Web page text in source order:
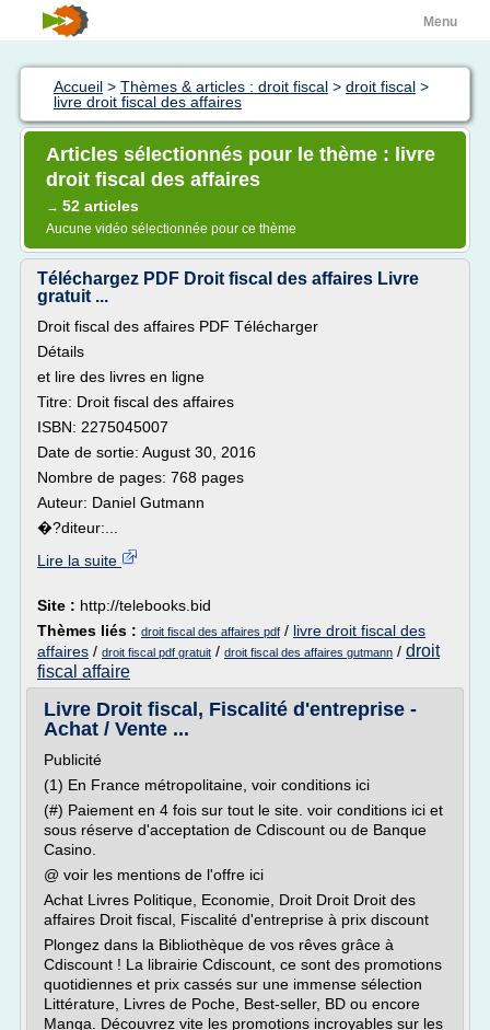
Menu
Accueil > Thèmes & articles : droit fiscal > droit fiscal >
livre droit fiscal des affaires
Articles sélectionnés pour le thème : livre
droit fiscal des affaires
→ 52 articles
Aucune vidéo sélectionnée pour ce thème
Téléchargez PDF Droit fiscal des affaires Livre
gratuit ...
Droit fiscal des affaires PDF Télécharger
Détails
et lire des livres en ligne
Titre: Droit fiscal des affaires
ISBN: 2275045007
Date de sortie: August 30, 2016
Nombre de pages: 768 pages
Auteur: Daniel Gutmann
�?diteur:...
Lire la suite
Site : http://telebooks.bid
Thèmes liés : droit fiscal des affaires pdf / livre droit fiscal des
affaires / droit fiscal pdf gratuit / droit fiscal des affaires gutmann / droit
fiscal affaire
Livre Droit fiscal, Fiscalité d'entreprise -
Achat / Vente ...
Publicité
(1) En France métropolitaine, voir conditions ici
(#) Paiement en 4 fois sur tout le site. voir conditions ici et
sous réserve d'acceptation de Cdiscount ou de Banque
Casino.
@ voir les mentions de l'offre ici
Achat Livres Politique, Economie, Droit Droit Droit des
affaires Droit fiscal, Fiscalité d'entreprise à prix discount
Plongez dans la Bibliothèque de vos rêves grâce à
Cdiscount ! La librairie Cdiscount, ce sont des promotions
quotidiennes et prix cassés sur une immense sélection
Littérature, Livres de Poche, Best-seller, BD ou encore
Manga. Découvrez vite les promotions incroyables sur les